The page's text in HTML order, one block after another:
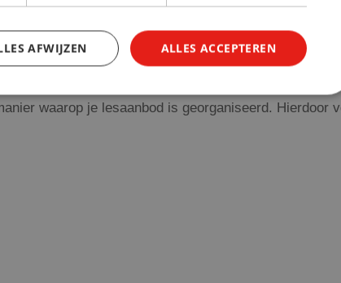
waarop je lesaanbod is georganiseerd. Hierdoor
ALLES ACCEPTEREN
AFWIJZEN